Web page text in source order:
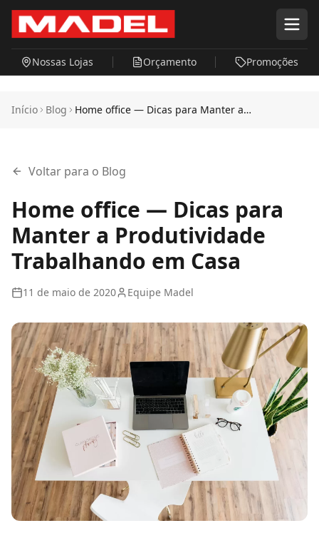
Pular para o conteúdo principal
Nossas Lojas Orçamento Promoções
Início Blog
Home office — Dicas para Manter a
Voltar para o Blog
Home office — Dicas para
Manter a Produtividade
Trabalhando em Casa
11 de maio de 2020 Equipe Madel